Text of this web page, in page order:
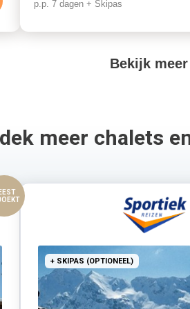
p.p. 7 dagen + Skipas
V
e
a
g
i
Bekijk
meer chalets
+ SKIPAS (OPTIONEEL)